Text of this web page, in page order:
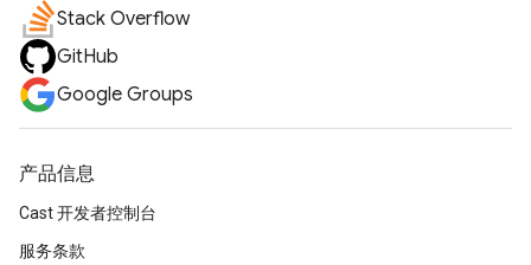
Stack Overflow
GitHub
Google Groups
产品信息
Cast 开发者控制台
服务条款